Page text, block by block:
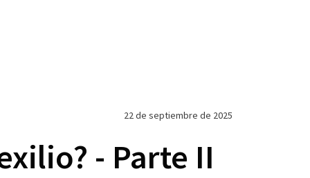
22 de septiembre de 2025
- Parte II